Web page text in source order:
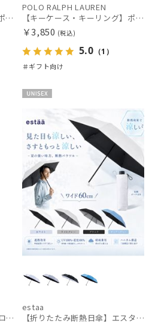
【カードケース・名刺入れ】ポロ ラルフ ローレン (POLO RALPH LAUREN) エンボスレザー カードケース
POLO RALPH LAUREN
【キーケース・キーリング】ポロ ラルフ ローレン (POLO RALPH LAUREN) メタル キーホルダー
￥3,850 (税込)
5.0 （1）
＃ギフト向け
【自動開閉折りたたみ傘】ポロ ラルフ ローレン (POLO RALPH LAUREN) ストライプ ワンタッチ開閉 大きめ60cm
estaa
【折りたたみ断熱日傘】エスタ (estaa) ハニカム断熱パラソル 60㎝ 折りたたみ傘 晴雨兼用 一級遮光 UV